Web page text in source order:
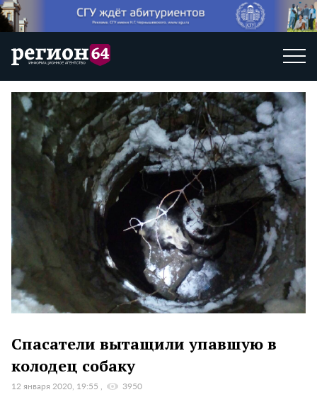
Спасатели вытащили упавшую в
колодец собаку
12 января 2020, 19:55 3950